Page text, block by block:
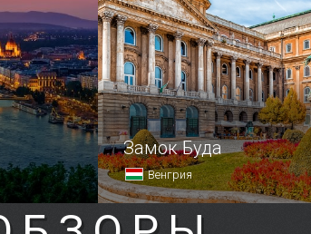
в прекрасном зеленом
Замок Буда
Венгрия
В самом сердце